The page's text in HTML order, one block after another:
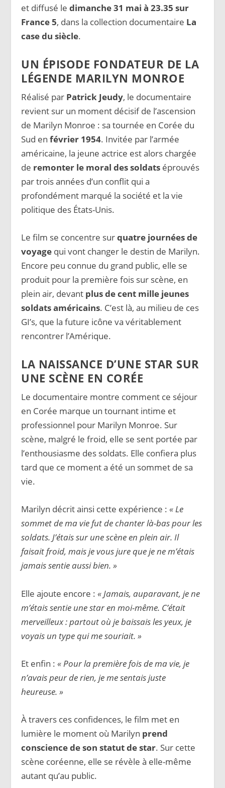
et diffusé ledimanche 31 mai à 23.35 sur
France 5, dans la collection documentaire La
case du siècle.
UN ÉPISODE FONDATEUR DE LA
LÉGENDE MARILYN MONROE
Réalisé par Patrick Jeudy, le documentaire
revient sur un moment décisif de l’ascension
de Marilyn Monroe : sa tournée en Corée du
Sud enfévrier 1954. Invitée par l’armée
américaine, la jeune actrice est alors chargée
de remonter le moral des soldats éprouvés
par trois années d’un conflit qui a
profondément marqué la société et la vie
politique des États-Unis.
Le film se concentre surquatre journées de
voyage qui vont changer le destin de Marilyn.
Encore peu connue du grand public, elle se
produit pour la première fois sur scène, en
plein air, devant plus de cent mille jeunes
soldats américains. C’est là, au milieu de ces
GI’s, que la future icône va véritablement
rencontrer l’Amérique.
LA NAISSANCE D’UNE STAR SUR
UNE SCÈNE EN CORÉE
Le documentaire montre comment ce séjour
en Corée marque un tournant intime et
professionnel pour Marilyn Monroe. Sur
scène, malgré le froid, elle se sent portée par
l’enthousiasme des soldats. Elle confiera plus
tard que ce moment a été un sommet de sa
vie.
Marilyn décrit ainsi cette expérience :« Le
sommet de ma vie fut de chanter là-bas pour les
soldats. J’étais sur une scène en plein air. Il
faisait froid, mais je vous jure que je ne m’étais
jamais sentie aussi bien. »
Elle ajoute encore :« Jamais, auparavant, je ne
m’étais sentie une star en moi-même. C’était
merveilleux : partout où je baissais les yeux, je
voyais un type qui me souriait. »
Et enfin :« Pour la première fois de ma vie, je
n’avais peur de rien, je me sentais juste
heureuse. »
À travers ces confidences, le film met en
lumière le moment où Marilyn prend
conscience de son statut de star. Sur cette
scène coréenne, elle se révèle à elle-même
autant qu’au public.